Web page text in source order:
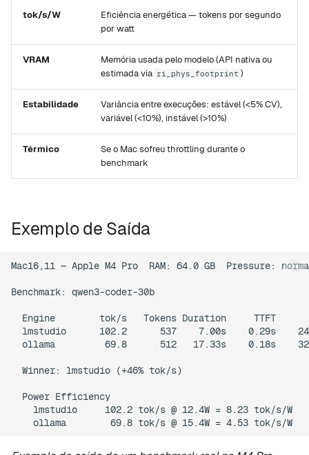
tok/s/W
Eficiência energética — tokens por segundo
por watt
VRAM
Memória usada pelo modelo (API nativa ou
estimada via ri_phys_footprint )
Estabilidade
Variância entre execuções: estável (<5% CV),
variável (<10%), instável (>10%)
Térmico
Se o Mac sofreu throttling durante o
benchmark
Exemplo de Saída
Mac16,11 — Apple M4 Pro  RAM: 64.0 GB  Pressure:
Benchmark: qwen3-coder-30b
Engine        tok/s   Tokens Duration     TTFT
lmstudio      102.2      537    7.00s    0.29s
ollama         69.8      512   17.33s    0.18s
  Winner: lmstudio (+46% tok/s)
  Power Efficiency
    lmstudio     102.2 tok/s @ 12.4W = 8.23 tok/s/W